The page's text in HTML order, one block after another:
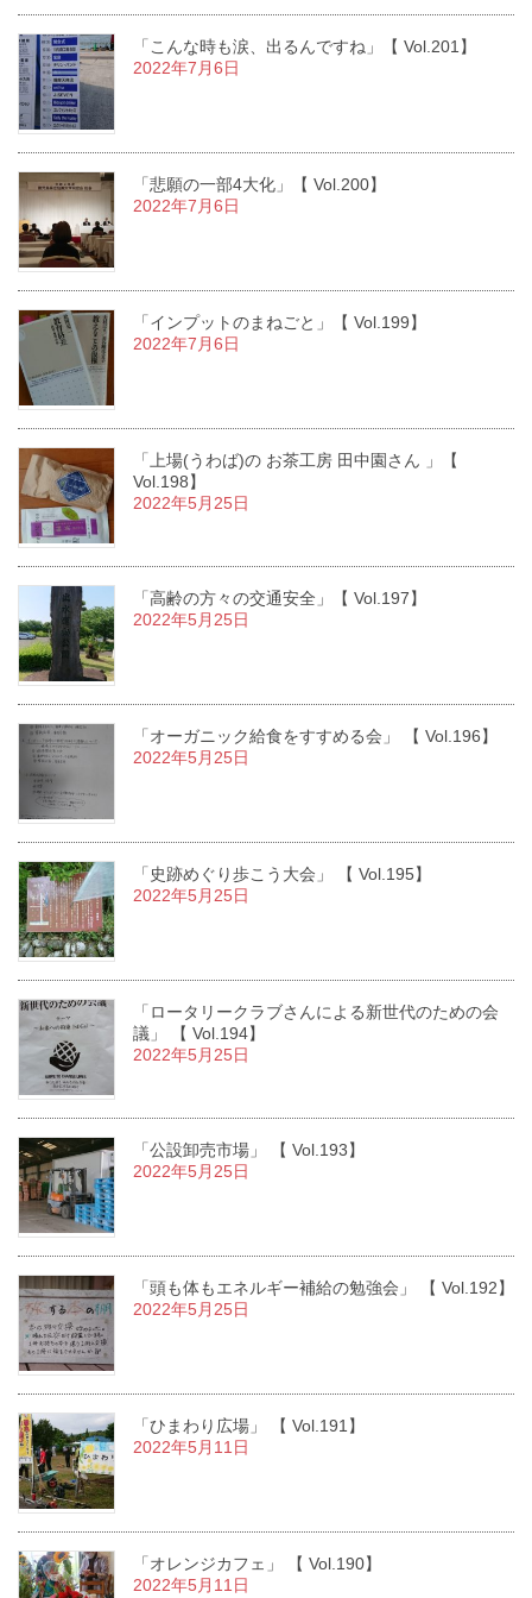
「こんな時も涙、出るんですね」【 Vol.201】
2022年7月6日
「悲願の一部4大化」【 Vol.200】
2022年7月6日
「インプットのまねごと」【 Vol.199】
2022年7月6日
「上場(うわば)の お茶工房 田中園さん 」【
Vol.198】
2022年5月25日
「高齢の方々の交通安全」【 Vol.197】
2022年5月25日
「オーガニック給食をすすめる会」 【 Vol.196】
2022年5月25日
「史跡めぐり歩こう大会」 【 Vol.195】
2022年5月25日
「ロータリークラブさんによる新世代のための会
議」 【 Vol.194】
2022年5月25日
「公設卸売市場」 【 Vol.193】
2022年5月25日
「頭も体もエネルギー補給の勉強会」 【 Vol.192】
2022年5月25日
「ひまわり広場」 【 Vol.191】
2022年5月11日
「オレンジカフェ」 【 Vol.190】
2022年5月11日